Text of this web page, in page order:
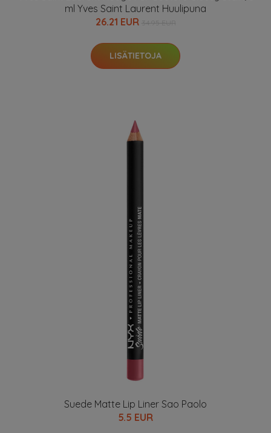
ml Yves Saint Laurent Huulipuna
26.21 EUR
LISÄTIETOJA
Suede Matte Lip Liner Sao Paolo
5.5 EUR